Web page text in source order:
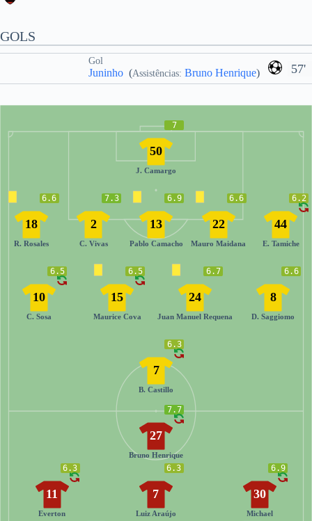
GOLS
57'
Gol
Juninho (Assistências: Bruno Henrique)
7
50
J. Camargo
6.2
44
E. Tamiche
6.6
22
Mauro Maidana
6.9
13
Pablo Camacho
7.3
2
C. Vivas
6.6
18
R. Rosales
6.6
8
D. Saggiomo
6.7
24
Juan Manuel Requena
6.5
15
Maurice Cova
6.5
10
C. Sosa
6.3
7
B. Castillo
6.3
11
Everton
6.3
7
Luiz Araújo
6.9
30
Michael
7.7
27
Bruno Henrique